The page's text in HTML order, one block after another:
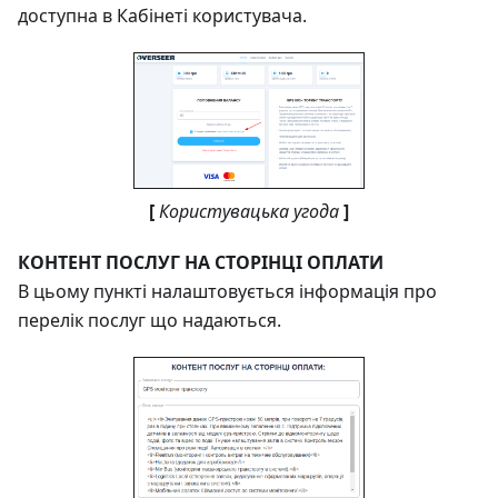
доступна в Кабінеті користувача.
[Користувацька угода]
КОНТЕНТ ПОСЛУГ НА СТОРІНЦІ ОПЛАТИ
В цьому пункті налаштовується інформація про
перелік послуг що надаються.